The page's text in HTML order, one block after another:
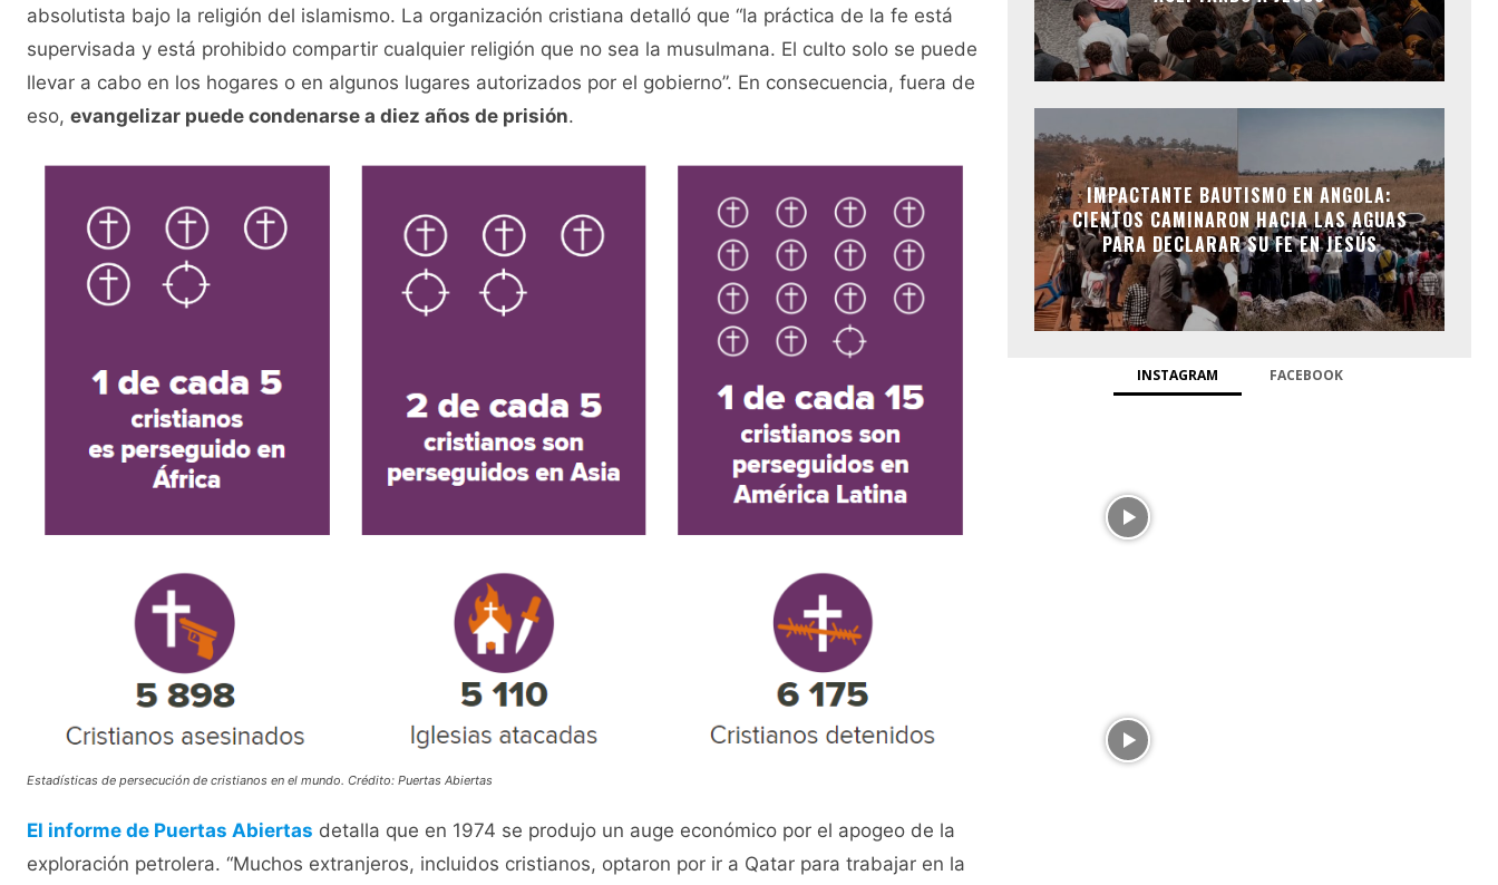
absolutista bajo la religión del islamismo. La organización cristiana detalló que “la práctica de la fe está
supervisada y está prohibido compartir cualquier religión que no sea la musulmana. El culto solo se puede
llevar a cabo en los hogares o en algunos lugares autorizados por el gobierno”. En consecuencia, fuera de
eso, evangelizar puede condenarse a diez años de prisión.
Estadísticas de persecución de cristianos en el mundo. Crédito: Puertas Abiertas
El informe de Puertas Abiertas detalla que en 1974 se produjo un auge económico por el apogeo de la
exploración petrolera. “Muchos extranjeros, incluidos cristianos, optaron por ir a Qatar para trabajar en la
IMPACTANTE BAUTISMO EN ANGOLA:
CIENTOS CAMINARON HACIA LAS AGUAS
PARA DECLARAR SU FE EN JESÚS
INSTAGRAM FACEBOOK